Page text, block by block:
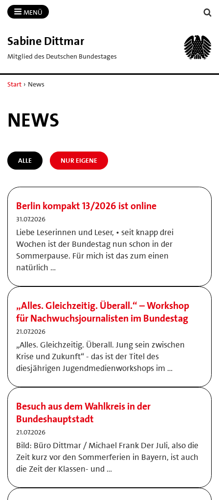
MENÜ
Sabine Dittmar
Mitglied des Deutschen Bundestages
Start › News
NEWS
ALLE NUR EIGENE
Berlin kompakt 13/2026 ist online
31.07.2026
Liebe Leserinnen und Leser, • seit knapp drei
Wochen ist der Bundestag nun schon in der
Sommerpause. Für mich ist das zum einen
natürlich …
„Alles. Gleichzeitig. Überall.“ – Workshop
für Nachwuchsjournalisten im Bundestag
21.07.2026
„Alles. Gleichzeitig. Überall. Jung sein zwischen
Krise und Zukunft“ - das ist der Titel des
diesjährigen Jugendmedienworkshops im …
Besuch aus dem Wahlkreis in der
Bundeshauptstadt
21.07.2026
Bild: Büro Dittmar / Michael Frank Der Juli, also die
Zeit kurz vor den Sommerferien in Bayern, ist auch
die Zeit der Klassen- und …